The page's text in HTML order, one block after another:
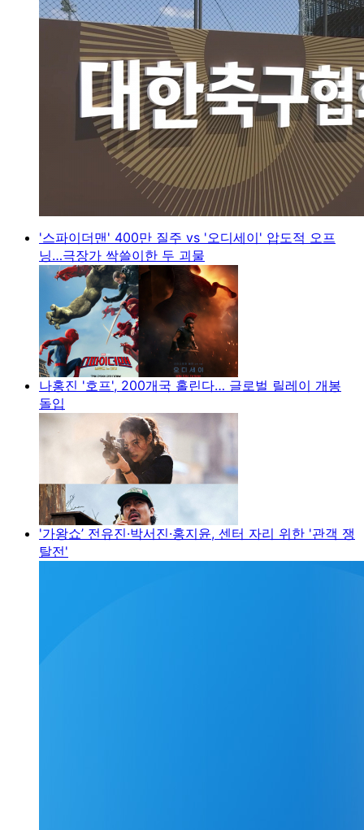
'스파이더맨' 400만 질주 vs '오디세이' 압도적 오프
닝…극장가 싹쓸이한 두 괴물
나홍진 '호프', 200개국 홀린다… 글로벌 릴레이 개봉
돌입
'가왕쇼’ 전유진·박서진·홍지윤, 센터 자리 위한 '관객 쟁
탈전'